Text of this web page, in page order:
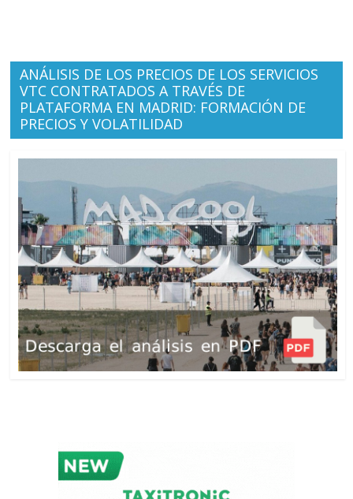
ANÁLISIS DE LOS PRECIOS DE LOS SERVICIOS
VTC CONTRATADOS A TRAVÉS DE
PLATAFORMA EN MADRID: FORMACIÓN DE
PRECIOS Y VOLATILIDAD